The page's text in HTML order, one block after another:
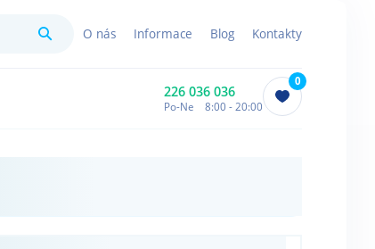
HledatO nás Informace Blog Kontakty
226 036 036
Po-Ne 8:00 - 20:00
0